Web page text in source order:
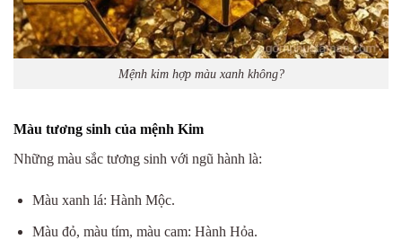
Mệnh kim hợp màu xanh không?
Màu tương sinh của mệnh Kim
Những màu sắc tương sinh với ngũ hành là:
Màu xanh lá: Hành Mộc.
Màu đỏ, màu tím, màu cam: Hành Hỏa.